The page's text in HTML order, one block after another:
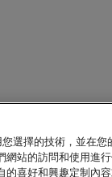
選擇的技術，並在您
網站的訪問和使用進
的喜好和興趣定制內